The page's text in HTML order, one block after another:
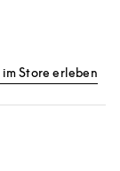
im Store erleben